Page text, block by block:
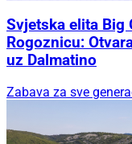
Svjetska elita Big
Rogoznicu:
uz Dalmatino
Zabava za sve